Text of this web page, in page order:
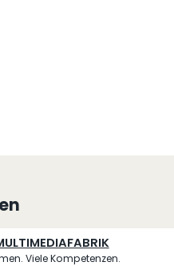
Viele Kompetenzen.